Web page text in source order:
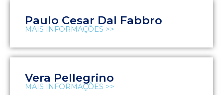
Paulo Cesar Dal Fabbro
MAIS INFORMAÇÕES >>
Vera Pellegrino
MAIS INFORMAÇÕES >>